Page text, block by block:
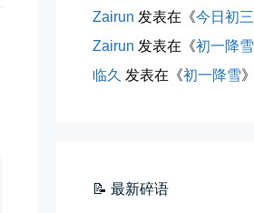
Zairun 发表在《今日初三
Zairun 发表在《初一降雪
临久 发表在《初一降雪》
📝 最新碎语
📅 05-04 12:35👤 Zairun
海边散步随手一拍